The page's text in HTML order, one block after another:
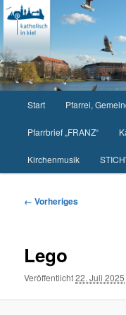
Zum
primären
Inhalt
springen
Start Pfarrei,
Pfarrbrief „FRANZ“
Kirchenmusik
Bilder-
← Vorheriges
Lego
Veröffentlicht22. Juli 2025